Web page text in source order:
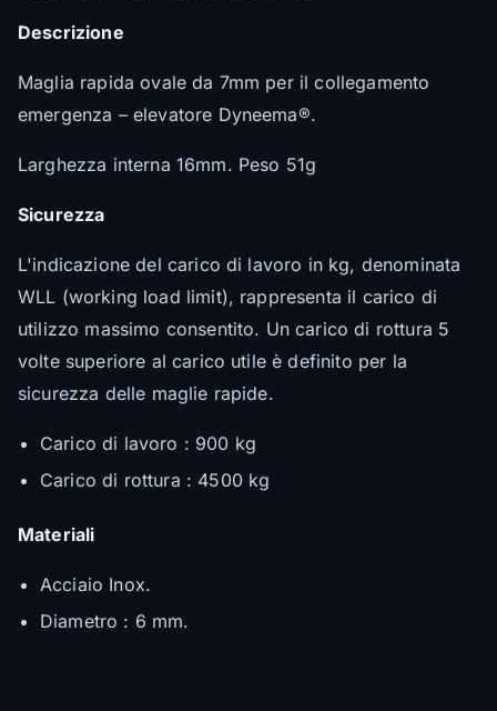
Descrizione
Maglia rapida ovale da 7mm per il collegamento
emergenza – elevatore Dyneema®.
Larghezza interna 16mm. Peso 51g
Sicurezza
L'indicazione del carico di lavoro in kg, denominata
WLL (working load limit), rappresenta il carico di
utilizzo massimo consentito. Un carico di rottura 5
volte superiore al carico utile è definito per la
sicurezza delle maglie rapide.
Carico di lavoro : 900 kg
Carico di rottura : 4500 kg
Materiali
Acciaio Inox.
Diametro : 6 mm.